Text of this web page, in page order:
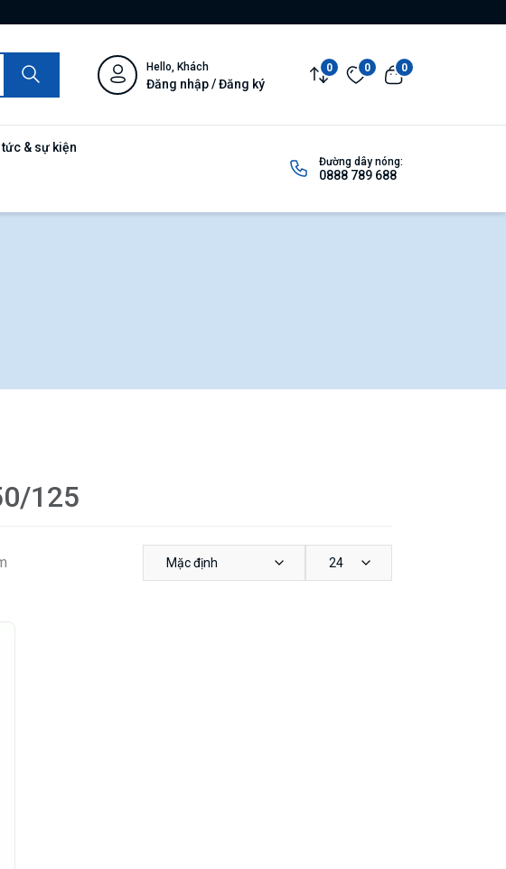
Hello, Khách
Đăng nhập / Đăng ký
0 0 0
& sự kiện
Đường dây nóng:
0888 789 688
125
Mặc định 24